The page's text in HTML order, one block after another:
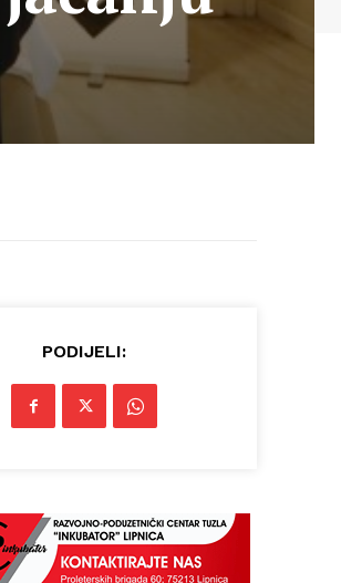
PODIJELI: